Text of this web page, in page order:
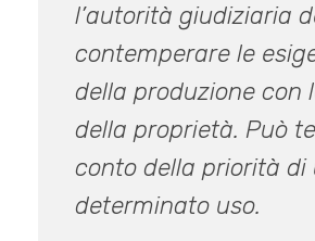
l’autorità giudiziaria
contemperare le
della produzione con
della proprietà. Può
conto della priorità di
determinato uso.